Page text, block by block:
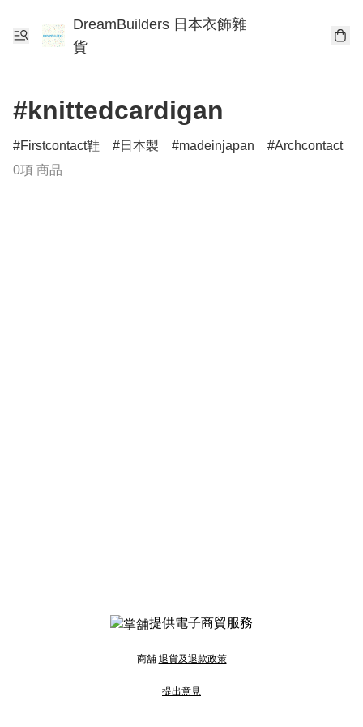
DreamBuilders 日本衣飾雜
貨
#knittedcardigan
Firstcontact鞋 日本製 madeinjapan
Archcontact
0項 商品
提供電子商貿服務
商舖 退貨及退款政策
提出意見